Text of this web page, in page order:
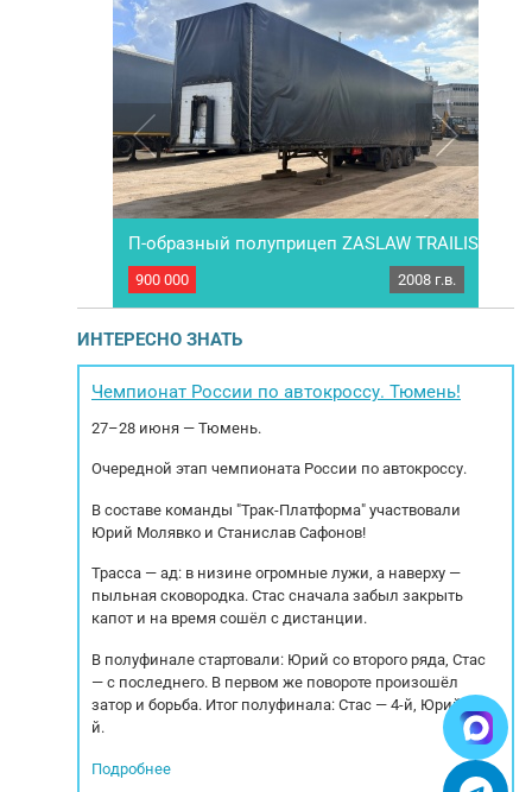
– алюминий
Низкорамный П-образный полуприцеп
Характеристика: Марка осей: BPW Тип
тормозов: Дисковые Тип подвески:
Пневморессорная Высота ССУ: 900 МБН: 6740
кг. Внутренние...
П-образный полуприцеп ZASLAW TRAILIS
900 000 2008 г.в.
ИНТЕРЕСНО ЗНАТЬ
Чемпионат России по автокроссу. Тюмень!
27–28 июня — Тюмень.
Очередной этап чемпионата России по автокроссу.
В составе команды "Трак-Платформа" участвовали
Юрий Молявко и Станислав Сафонов!
Трасса — ад: в низине огромные лужи, а наверху —
пыльная сковородка. Стас сначала забыл закрыть
капот и на время сошёл с дистанции.
В полуфинале стартовали: Юрий со второго ряда, Стас
— с последнего. В первом же повороте произошёл
затор и борьба. Итог полуфинала: Стас — 4-й, Юрий — 5-
й.
Подробнее